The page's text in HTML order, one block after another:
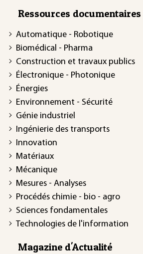
Ressources documentaires
Automatique - Robotique
Biomédical - Pharma
Construction et travaux publics
Électronique - Photonique
Énergies
Environnement - Sécurité
Génie industriel
Ingénierie des transports
Innovation
Matériaux
Mécanique
Mesures - Analyses
Procédés chimie - bio - agro
Sciences fondamentales
Technologies de l'information
Magazine d'Actualité